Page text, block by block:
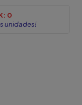
0
unidades!